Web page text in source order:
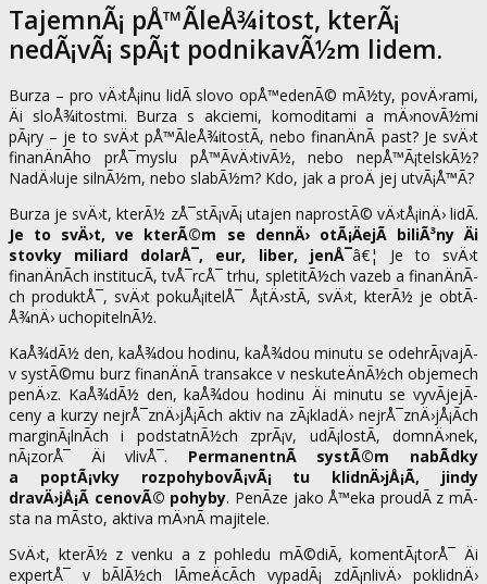
TajemnÃ¡ pÅ™Ã­leÅ¾itost, kterÃ¡
nedÃ¡vÃ¡ spÃ¡t podnikavÃ½m lidem.
Burza – pro vÄ›tÅ¡inu lidÃ­ slovo opÅ™edenÃ© mÃ½ty, povÄ›rami,
Äi sloÅ¾itostmi. Burza s akciemi, komoditami a mÄ›novÃ½mi
pÃ¡ry – je to svÄ›t pÅ™Ã­leÅ¾itostÃ­, nebo finanÄnÃ­ past? Je svÄ›t
finanÄnÃ­ho prÅ¯myslu pÅ™Ã­vÄ›tivÃ½, nebo nepÅ™Ã¡telskÃ½?
NadÄ›luje silnÃ½m, nebo slabÃ½m? Kdo, jak a proÄ jej utvÃ¡Å™Ã­?
Burza je svÄ›t, kterÃ½ zÅ¯stÃ¡vÃ¡ utajen naprostÃ© vÄ›tÅ¡inÄ› lidÃ­.
Je to svÄ›t, ve kterÃ©m se dennÄ› otÃ¡ÄejÃ­ biliÃ³ny Äi
stovky miliard dolarÅ¯, eur, liber, jenÅ¯â€¦ Je to svÄ›t
finanÄnÃ­ch institucÃ­, tvÅ¯rcÅ¯ trhu, spletitÃ½ch vazeb a finanÄnÃ­
ch produktÅ¯, svÄ›t pokuÅ¡itelÅ¯ Å¡tÄ›stÃ­, svÄ›t, kterÃ½ je obtÃ­
Å¾nÄ› uchopitelnÃ½.
KaÅ¾dÃ½ den, kaÅ¾dou hodinu, kaÅ¾dou minutu se odehrÃ¡vajÃ­
v systÃ©mu burz finanÄnÃ­ transakce v neskuteÄnÃ½ch objemech
penÄ›z. KaÅ¾dÃ½ den, kaÅ¾dou hodinu Äi minutu se vyvÃ­jejÃ­
ceny a kurzy nejrÅ¯znÄ›jÅ¡Ã­ch aktiv na zÃ¡kladÄ› nejrÅ¯znÄ›jÅ¡Ã­ch
marginÃ¡lnÃ­ch i podstatnÃ½ch zprÃ¡v, udÃ¡lostÃ­, domnÄ›nek,
nÃ¡zorÅ¯ Äi vlivÅ¯. PermanentnÃ­ systÃ©m nabÃ­dky
a poptÃ¡vky rozpohybovÃ¡vÃ¡ tu klidnÄ›jÅ¡Ã­, jindy
dravÄ›jÅ¡Ã­ cenovÃ© pohyby. PenÃ­ze jako Å™eka proudÃ­ z mÃ­
sta na mÃ­sto, aktiva mÄ›nÃ­ majitele.
SvÄ›t, kterÃ½ z venku a z pohledu mÃ©diÃ­, komentÃ¡torÅ¯ Äi
expertÅ¯ v bÃ­lÃ½ch lÃ­meÄcÃ­ch vypadÃ¡ zdÃ¡nlivÄ› poklidnÄ›